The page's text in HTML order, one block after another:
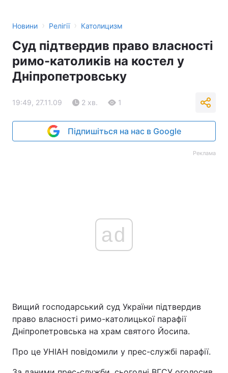
Новини › Релігії › Католицизм
Суд підтвердив право власності
римо-католиків на костел у
Дніпропетровську
19:49, 27.11.09 2 хв. 1
Підпишіться на нас в Google
Реклама
ad
Вищий господарський суд України підтвердив
право власності римо-католицької парафії
Дніпропетровська на храм святого Йосипа.
Про це УНІАН повідомили у прес-службі парафії.